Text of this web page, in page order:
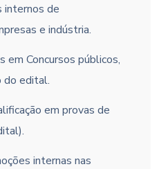
internos de
e indústria.
em Concursos públicos,
do edital.
em provas de
internas nas